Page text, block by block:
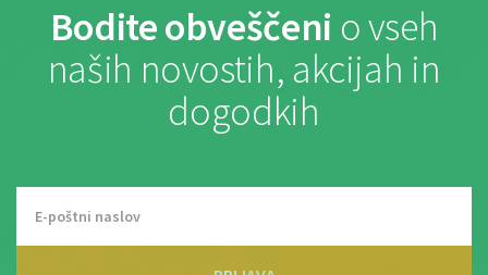
Bodite obveščeni o vseh
naših novostih, akcijah in
dogodkih